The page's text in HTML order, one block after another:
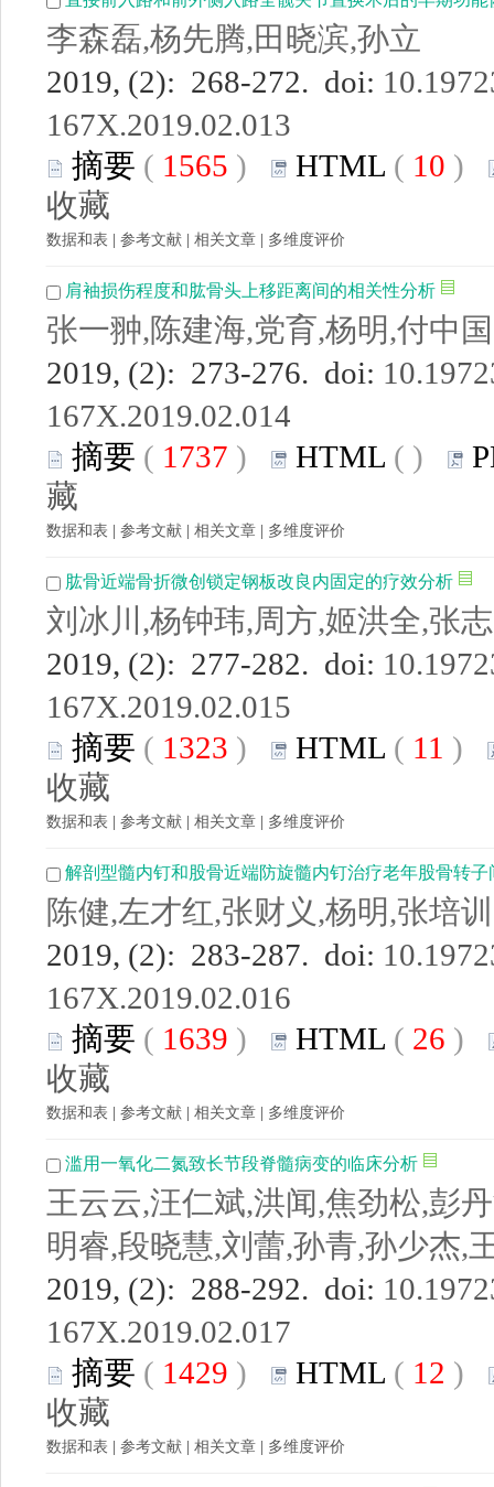
李森磊,杨先腾,田晓滨,孙立
2019, (2): 268-272. doi:
167X.2019.02.013
摘要 ( 1565 ) HTML ( 10 )
收藏
数据和表 参考文献 相关文章 多维度评价
肩袖损伤程度和肱骨头上移距离间的相关性分析
张一翀,陈建海,党育,杨明,付中
2019, (2): 273-276. doi:
167X.2019.02.014
摘要 ( 1737 ) HTML ( )
藏
数据和表 参考文献 相关文章 多维度评价
肱骨近端骨折微创锁定钢板改良内固定的疗效分析
刘冰川,杨钟玮,周方,姬洪全,张
2019, (2): 277-282. doi:
167X.2019.02.015
摘要 ( 1323 ) HTML ( 11 )
收藏
数据和表 参考文献 相关文章 多维度评价
解剖型髓内钉和股骨近端防旋髓内钉治疗老年股骨转
陈健,左才红,张财义,杨明,张培训
2019, (2): 283-287. doi:
167X.2019.02.016
摘要 ( 1639 ) HTML ( 26 )
收藏
数据和表 参考文献 相关文章 多维度评价
滥用一氧化二氮致长节段脊髓病变的临床分析
王云云,汪仁斌,洪闻,焦劲松,彭
明睿,段晓慧,刘蕾,孙青,孙少杰,
2019, (2): 288-292. doi:
167X.2019.02.017
摘要 ( 1429 ) HTML ( 12 )
收藏
数据和表 参考文献 相关文章 多维度评价